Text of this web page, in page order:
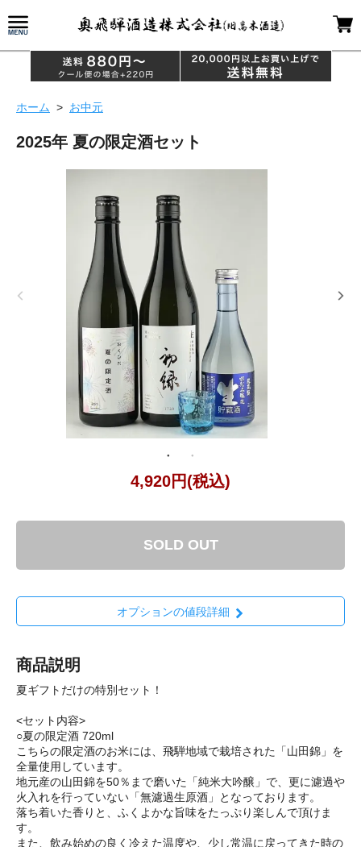
ホーム > お中元
2025年 夏の限定酒セット
4,920円(税込)
SOLD OUT
オプションの値段詳細
商品説明
夏ギフトだけの特別セット！
<セット内容>
○夏の限定酒 720ml
こちらの限定酒のお米には、飛騨地域で栽培された「山田錦」を
全量使用しています。
地元産の山田錦を50％まで磨いた「純米大吟醸」で、更に濾過や
火入れを行っていない「無濾過生原酒」となっております。
落ち着いた香りと、ふくよかな旨味をたっぷり楽しんで頂けま
す。
また、飲み始めの良く冷えた温度や、少し常温に戻ってきた時の